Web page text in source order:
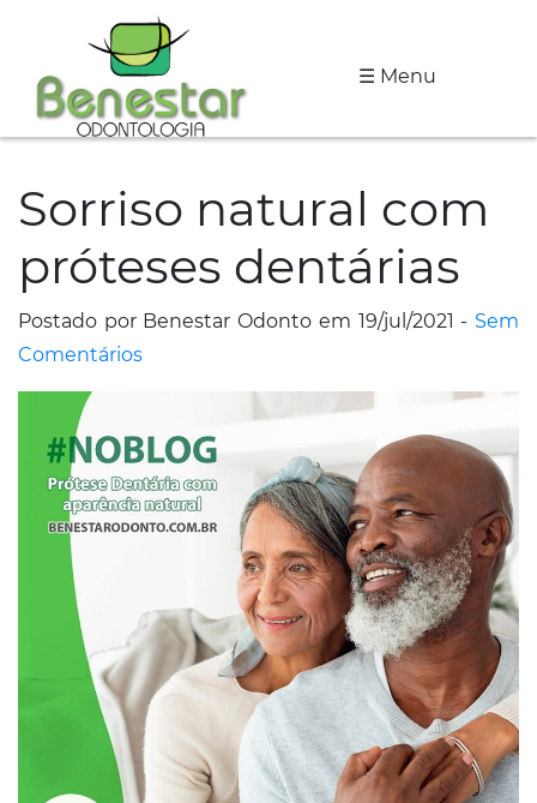
☰ Menu
A
Clínica
Especialidades
Tratamentos
Depoimentos
Saúde
Fale
Sorriso natural com
próteses dentárias
Postado por Benestar Odonto em 19/jul/2021 - Sem
Comentários